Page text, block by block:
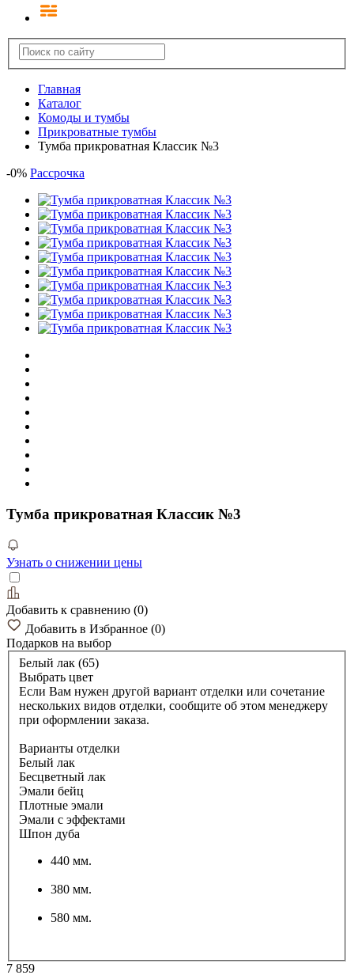
Главная
Каталог
Комоды и тумбы
Прикроватные тумбы
Тумба прикроватная Классик №3
-0% Рассрочка
Тумба прикроватная Классик №3
Узнать о снижении цены
Добавить к сравнению (0)
Добавить в Избранное (0)
Подарков на выбор
Белый лак (65)
Выбрать цвет
Если Вам нужен другой вариант отделки или сочетание
нескольких видов отделки, сообщите об этом менеджеру
при оформлении заказа.
Варианты отделки
Белый лак
Бесцветный лак
Эмали бейц
Плотные эмали
Эмали с эффектами
Шпон дуба
440 мм.
380 мм.
580 мм.
7 859